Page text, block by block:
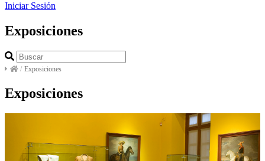
Iniciar Sesión
Exposiciones
/ Exposiciones
Exposiciones